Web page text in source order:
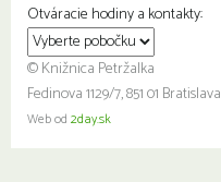
Otváracie hodiny a kontakty:
© Knižnica Petržalka
Fedinova 1129/7, 851 01 Bratislava
Web od 2day.sk